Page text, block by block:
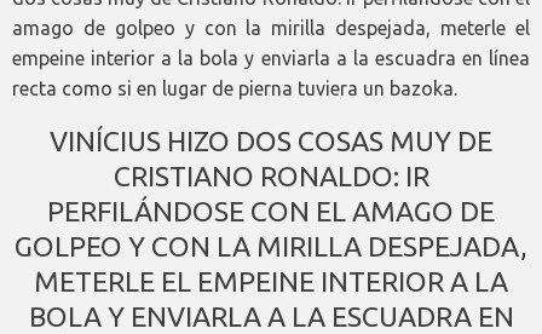
amago de golpeo y con la mirilla despejada, meterle el
empeine interior a la bola y enviarla a la escuadra en línea
recta como si en lugar de pierna tuviera un bazoka.
VINÍCIUS HIZO DOS COSAS MUY DE
CRISTIANO RONALDO: IR
PERFILÁNDOSE CON EL AMAGO DE
GOLPEO Y CON LA MIRILLA DESPEJADA,
METERLE EL EMPEINE INTERIOR A LA
BOLA Y ENVIARLA A LA ESCUADRA EN